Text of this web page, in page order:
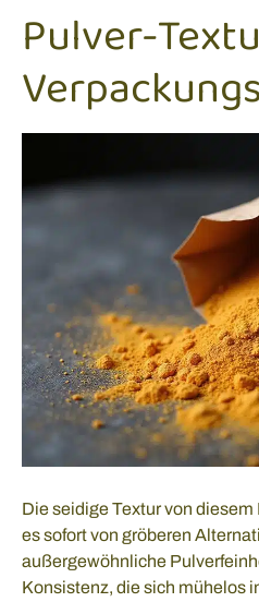
Pulver-
Die seidige Textur von
es sofort von gröberen
außergewöhnliche
Konsistenz, die sich mühelos